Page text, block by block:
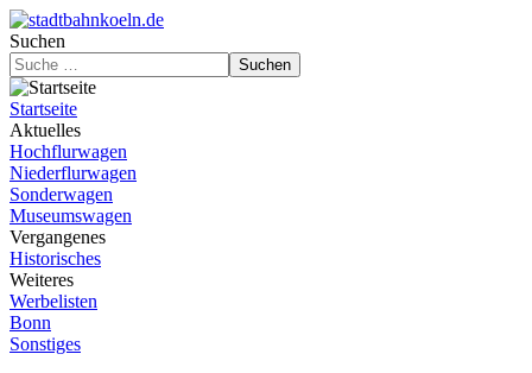
Suchen
Suchen
Startseite
Aktuelles
Hochflurwagen
Niederflurwagen
Sonderwagen
Museumswagen
Vergangenes
Historisches
Weiteres
Werbelisten
Bonn
Sonstiges